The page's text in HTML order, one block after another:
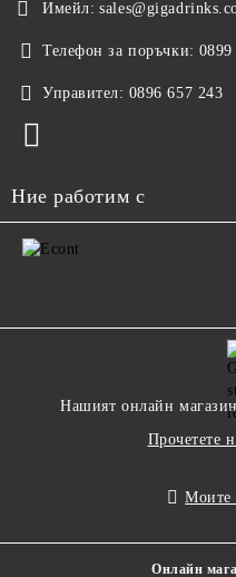
Имейл:
Телефон за поръчки:
Управител: 0896 657 243
Ние работим с
Нашият онлайн
Прочетете
Моите
Онлайн